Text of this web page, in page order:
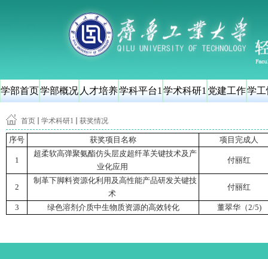
学部首页学部概况 人才培养学科平台1 学术科研1 党建工作学
首页 学术科研1 获奖情况
序号 获奖项目名称 项目完成人
1
超柔软高弹聚氨酯仿头层皮超纤革关键技术及产
业化应用
付丽红
2
制革下脚料资源化利用及高性能产品研发关键技
术
付丽红
3 绿色溶剂介质中生物质资源的高效转化 董翠华（2/5)